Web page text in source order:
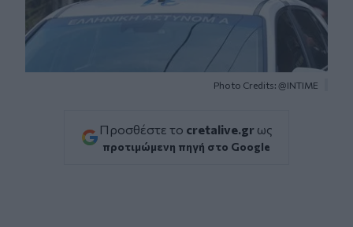
Photo Credits: @ΙΝΤΙΜΕ
Προσθέστε το cretalive.gr ως
προτιμώμενη πηγή στο Google